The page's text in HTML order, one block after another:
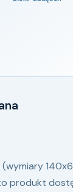
produkt